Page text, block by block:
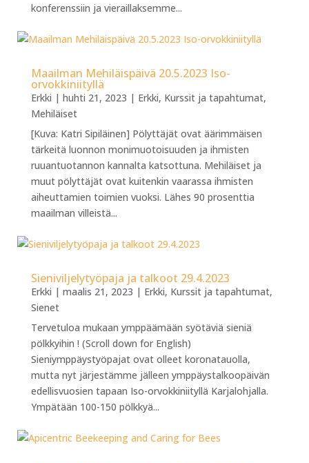
konferenssiin ja vieraillaksemme...
Maailman Mehiläispäivä 20.5.2023 Iso-
orvokkiniityllä
Erkki | huhti 21, 2023 | Erkki, Kurssit ja tapahtumat,
Mehiläiset
[Kuva: Katri Sipiläinen] Pölyttäjät ovat äärimmäisen
tärkeitä luonnon monimuotoisuuden ja ihmisten
ruuantuotannon kannalta katsottuna. Mehiläiset ja
muut pölyttäjät ovat kuitenkin vaarassa ihmisten
aiheuttamien toimien vuoksi. Lähes 90 prosenttia
maailman villeistä...
Sieniviljelytyöpaja ja talkoot 29.4.2023
Erkki | maalis 21, 2023 | Erkki, Kurssit ja tapahtumat,
Sienet
Tervetuloa mukaan ymppäämään syötäviä sieniä
pölkkyihin ! (Scroll down for English)
Sieniymppäystyöpajat ovat olleet koronatauolla,
mutta nyt järjestämme jälleen ymppäystalkoopäivän
edellisvuosien tapaan Iso-orvokkiniityllä Karjalohjalla.
Ympätään 100-150 pölkkyä...